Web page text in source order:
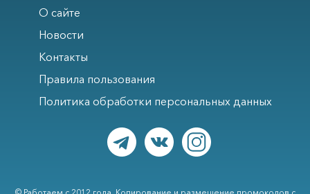
О сайте
Новости
Контакты
Правила пользования
Политика обработки персональных данных